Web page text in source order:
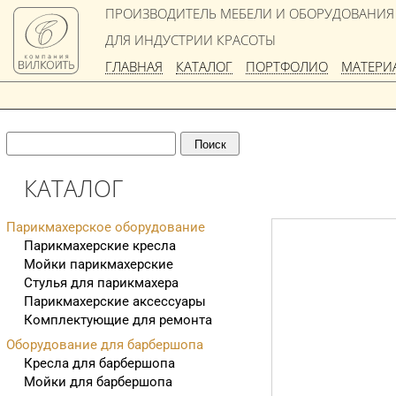
ПРОИЗВОДИТЕЛЬ МЕБЕЛИ И ОБОРУДОВАНИЯ
ДЛЯ ИНДУСТРИИ КРАСОТЫ
ГЛАВНАЯ
КАТАЛОГ ПОРТФОЛИО
КАТАЛОГ
Парикмахерское оборудование
Парикмахерские кресла
Мойки парикмахерские
Стулья для парикмахера
Парикмахерские аксессуары
Комплектующие для ремонта
Оборудование для барбершопа
Кресла для барбершопа
Мойки для барбершопа